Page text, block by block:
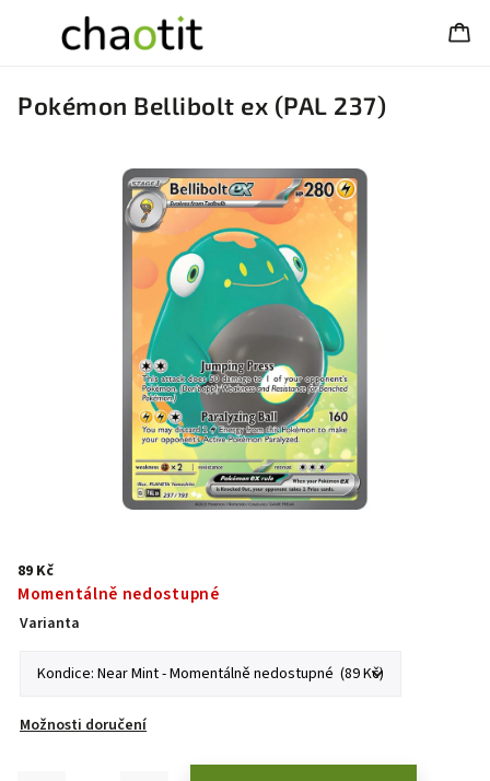
Pokémon Bellibolt ex (PAL 237)
89 Kč
Momentálně nedostupné
Varianta
Možnosti doručení